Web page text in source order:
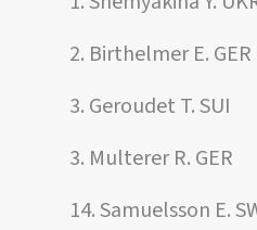
2. Birthelmer E. GER
3. Geroudet T. SUI
3. Multerer R. GER
14. Samuelsson E.